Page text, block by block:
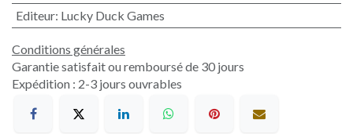
Editeur: Lucky Duck Games
Conditions générales
Garantie satisfait ou remboursé de 30 jours
Expédition : 2-3 jours ouvrables